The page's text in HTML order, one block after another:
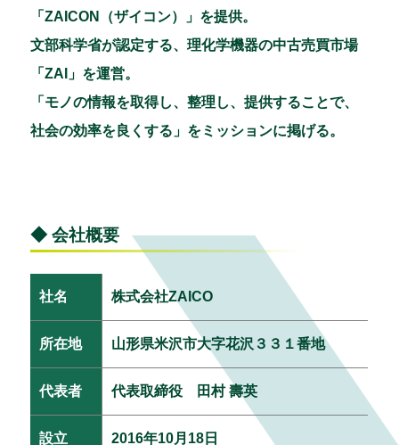
「ZAICON（ザイコン）」を提供。
文部科学省が認定する、理化学機器の中古売買市場
「ZAI」を運営。
「モノの情報を取得し、整理し、提供することで、
社会の効率を良くする」をミッションに掲げる。
◆ 会社概要
社名 株式会社ZAICO
所在地 山形県米沢市大字花沢３３１番地
代表者 代表取締役 田村 壽英
設立 2016年10月18日